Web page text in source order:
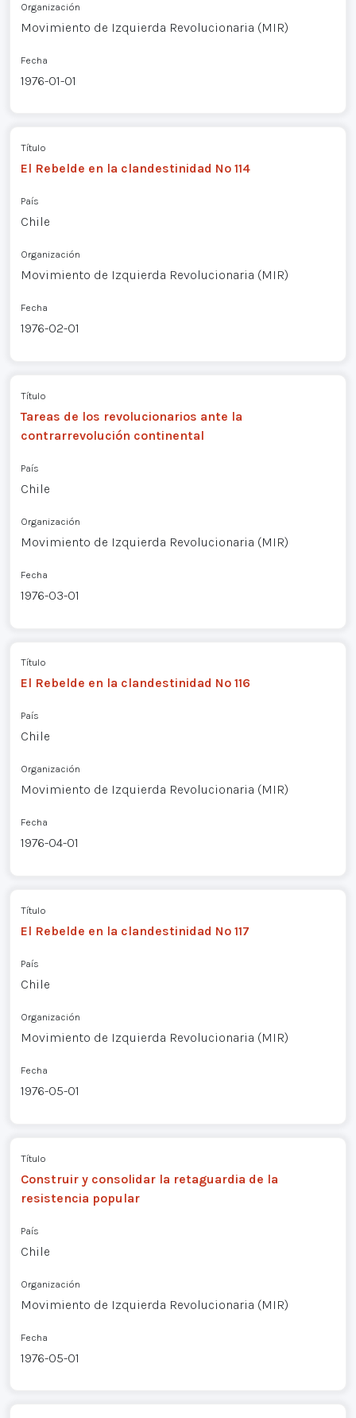
Organización
Movimiento de Izquierda Revolucionaria (MIR)
Fecha
1976-01-01
Título
El Rebelde en la clandestinidad Nº 114
País
Chile
Organización
Movimiento de Izquierda Revolucionaria (MIR)
Fecha
1976-02-01
Título
Tareas de los revolucionarios ante la
contrarrevolución continental
País
Chile
Organización
Movimiento de Izquierda Revolucionaria (MIR)
Fecha
1976-03-01
Título
El Rebelde en la clandestinidad Nº 116
País
Chile
Organización
Movimiento de Izquierda Revolucionaria (MIR)
Fecha
1976-04-01
Título
El Rebelde en la clandestinidad Nº 117
País
Chile
Organización
Movimiento de Izquierda Revolucionaria (MIR)
Fecha
1976-05-01
Título
Construir y consolidar la retaguardia de la
resistencia popular
País
Chile
Organización
Movimiento de Izquierda Revolucionaria (MIR)
Fecha
1976-05-01